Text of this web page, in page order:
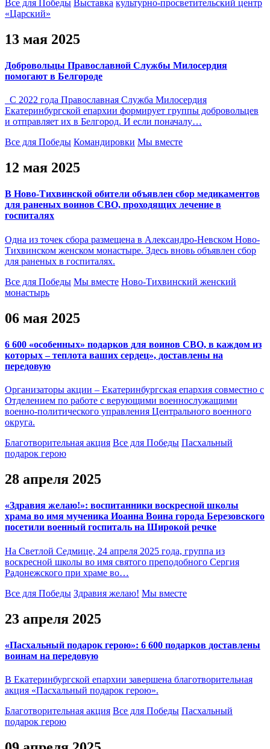
Все для Победы Выставка культурно-просветительский центр
«Царский»
13 мая 2025
Добровольцы Православной Службы Милосердия
помогают в Белгороде
С 2022 года Православная Служба Милосердия
Екатеринбургской епархии формирует группы добровольцев
и отправляет их в Белгород. И если поначалу…
Все для Победы Командировки Мы вместе
12 мая 2025
В Ново-Тихвинской обители объявлен сбор медикаментов
для раненых воинов СВО, проходящих лечение в
госпиталях
Одна из точек сбора размещена в Александро-Невском Ново-
Тихвинском женском монастыре. Здесь вновь объявлен сбор
для раненых в госпиталях.
Все для Победы Мы вместе Ново-Тихвинский женский
монастырь
06 мая 2025
6 600 «особенных» подарков для воинов СВО, в каждом из
которых – теплота ваших сердец», доставлены на
передовую
Организаторы акции – Екатеринбургская епархия совместно с
Отделением по работе с верующими военнослужащими
военно-политического управления Центрального военного
округа.
Благотворительная акция Все для Победы Пасхальный
подарок герою
28 апреля 2025
«Здравия желаю!»: воспитанники воскресной школы
храма во имя мученика Иоанна Воина города Березовского
посетили военный госпиталь на Широкой речке
На Светлой Седмице, 24 апреля 2025 года, группа из
воскресной школы во имя святого преподобного Сергия
Радонежского при храме во…
Все для Победы Здравия желаю! Мы вместе
23 апреля 2025
«Пасхальный подарок герою»: 6 600 подарков доставлены
воинам на передовую
В Екатеринбургской епархии завершена благотворительная
акция «Пасхальный подарок герою».
Благотворительная акция Все для Победы Пасхальный
подарок герою